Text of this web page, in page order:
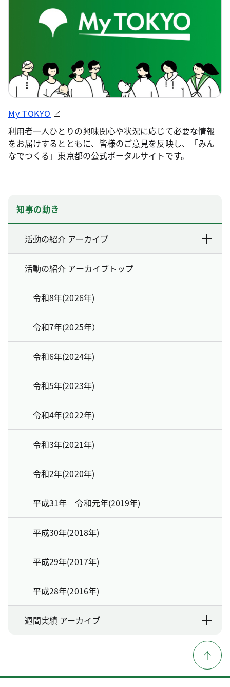
My TOKYO
利用者一人ひとりの興味関心や状況に応じて必要な情報
をお届けするとともに、皆様のご意見を反映し、「みん
なでつくる」東京都の公式ポータルサイトです。
知事の動き
活動の紹介 アーカイブ
活動の紹介 アーカイブトップ
令和8年(2026年)
令和7年(2025年）
令和6年(2024年)
令和5年(2023年)
令和4年(2022年)
令和3年(2021年)
令和2年(2020年)
平成31年 令和元年(2019年)
平成30年(2018年)
平成29年(2017年)
平成28年(2016年)
週間実績 アーカイブ